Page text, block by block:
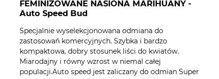
FEMINIZOWANE NASIONA MARIHUANY -
Auto Speed Bud
Specjalnie wyselekcjonowana odmiana do
zastosowań komercyjnych. Szybka i bardzo
kompaktowa, dobry stosunek liści do kwiatów.
Miarodajny i równy wzrost w niemal całej
populacji.Auto speed jest zaliczany do odmian Super